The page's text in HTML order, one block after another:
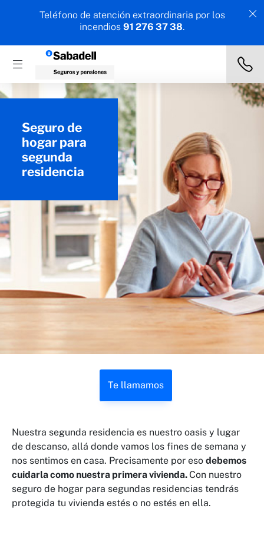
Teléfono de atención extraordinaria por los
incendios 91 276 37 38.
Seguro de
hogar para
segunda
residencia
Te llamamos
Nuestra segunda residencia es nuestro oasis y lugar
de descanso, allá donde vamos los fines de semana y
nos sentimos en casa. Precisamente por eso debemos
cuidarla como nuestra primera vivienda.Con nuestro
seguro de hogar para segundas residencias tendrás
protegida tu vivienda estés o no estés en ella.